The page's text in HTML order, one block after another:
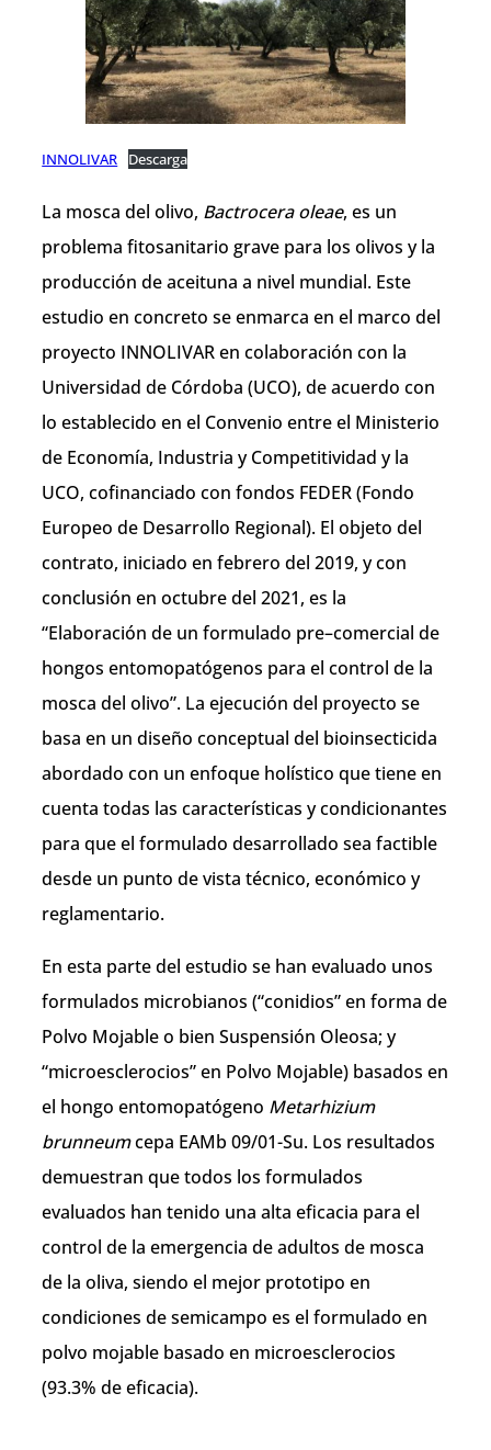
INNOLIVAR Descarga
La mosca del olivo, Bactrocera oleae, es un
problema fitosanitario grave para los olivos y la
producción de aceituna a nivel mundial. Este
estudio en concreto se enmarca en el marco del
proyecto INNOLIVAR en colaboración con la
Universidad de Córdoba (UCO), de acuerdo con
lo establecido en el Convenio entre el Ministerio
de Economía, Industria y Competitividad y la
UCO, cofinanciado con fondos FEDER (Fondo
Europeo de Desarrollo Regional). El objeto del
contrato, iniciado en febrero del 2019, y con
conclusión en octubre del 2021, es la
“Elaboración de un formulado pre–comercial de
hongos entomopatógenos para el control de la
mosca del olivo”. La ejecución del proyecto se
basa en un diseño conceptual del bioinsecticida
abordado con un enfoque holístico que tiene en
cuenta todas las características y condicionantes
para que el formulado desarrollado sea factible
desde un punto de vista técnico, económico y
reglamentario.
En esta parte del estudio se han evaluado unos
formulados microbianos (“conidios” en forma de
Polvo Mojable o bien Suspensión Oleosa; y
“microesclerocios” en Polvo Mojable) basados en
el hongo entomopatógeno Metarhizium
brunneumcepa EAMb 09/01-Su. Los resultados
demuestran que todos los formulados
evaluados han tenido una alta eficacia para el
control de la emergencia de adultos de mosca
de la oliva, siendo el mejor prototipo en
condiciones de semicampo es el formulado en
polvo mojable basado en microesclerocios
(93.3% de eficacia).